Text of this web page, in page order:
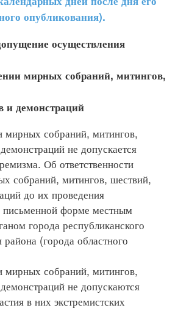
опубликования).
осуществления
собраний, митингов,
собраний, митингов,
не допускается
Об ответственности
собраний, митингов, шествий,
до их проведения
форме местным
города республиканского
(города областного
собраний, митингов,
не допускаются
в них экстремистских